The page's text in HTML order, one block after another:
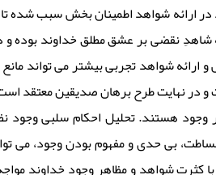
در ارائه شواهد اطمینان بخش سبب
نقضی بر عشق مطلق خداوند بوده و
ارائه شواهد تجربی بیشتر می تواند
و در نهایت طرح برهان صدیقین معتقد
هستند. تحلیل احکام سلبی وجود
بی حدی و مفهوم بودن وجود، می
کثرت شواهد و مظاهر وجود خداوند